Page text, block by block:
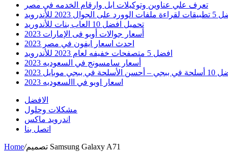
تعرف علي عناوين وتوكيلات ابل وارقام الخدمه في مصر
على الجوال 2023 للأندرويد
تحميل افضل 10 العاب بنات للأندوريد
أسعار جوالات أوبو فى الإمارات 2023
احدث اسعار ايفون في مصر 2023
افضل 5 متصفحات خفيفه لعام 2023 للأندرويد
أسعار سامسونج في السعوديه 2023
الأسلحة في ببجي موبايل 2023
اسعار اوبو في االسعوديه 2023
الافضل
مشكلات وحلول
اندرويد ماكس
اتصل بنا
Home/ تصميم Samsung Galaxy A71